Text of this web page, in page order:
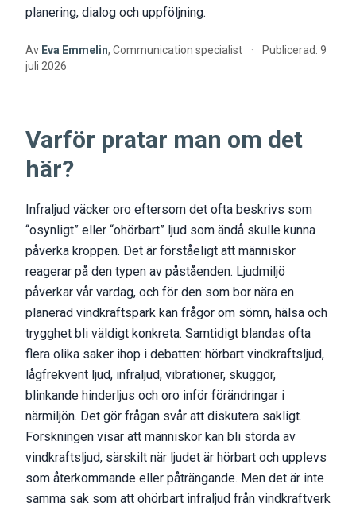
planering, dialog och uppföljning.
Av Eva Emmelin, Communication specialist · Publicerad: 9
juli 2026
Varför pratar man om det
här?
Infraljud väcker oro eftersom det ofta beskrivs som
“osynligt” eller “ohörbart” ljud som ändå skulle kunna
påverka kroppen. Det är förståeligt att människor
reagerar på den typen av påståenden. Ljudmiljö
påverkar vår vardag, och för den som bor nära en
planerad vindkraftspark kan frågor om sömn, hälsa och
trygghet bli väldigt konkreta. Samtidigt blandas ofta
flera olika saker ihop i debatten: hörbart vindkraftsljud,
lågfrekvent ljud, infraljud, vibrationer, skuggor,
blinkande hinderljus och oro inför förändringar i
närmiljön. Det gör frågan svår att diskutera sakligt.
Forskningen visar att människor kan bli störda av
vindkraftsljud, särskilt när ljudet är hörbart och upplevs
som återkommande eller påträngande. Men det är inte
samma sak som att ohörbart infraljud från vindkraftverk